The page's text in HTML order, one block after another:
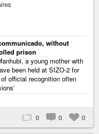
without
prison
a young mother with
been held at SIZO-2 for
official recognition often
0 0 0